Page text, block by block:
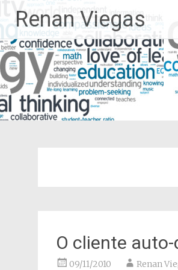
para
o
conteúdo
Renan Viegas
O cliente
09/11/2010 Renan